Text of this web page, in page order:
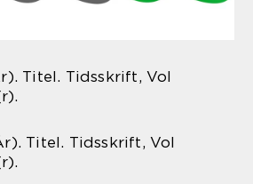
Titel. Tidsskrift, Vol
Titel. Tidsskrift, Vol